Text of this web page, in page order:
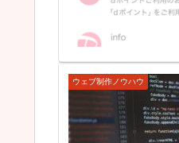
ウェブ制作ノウハウ